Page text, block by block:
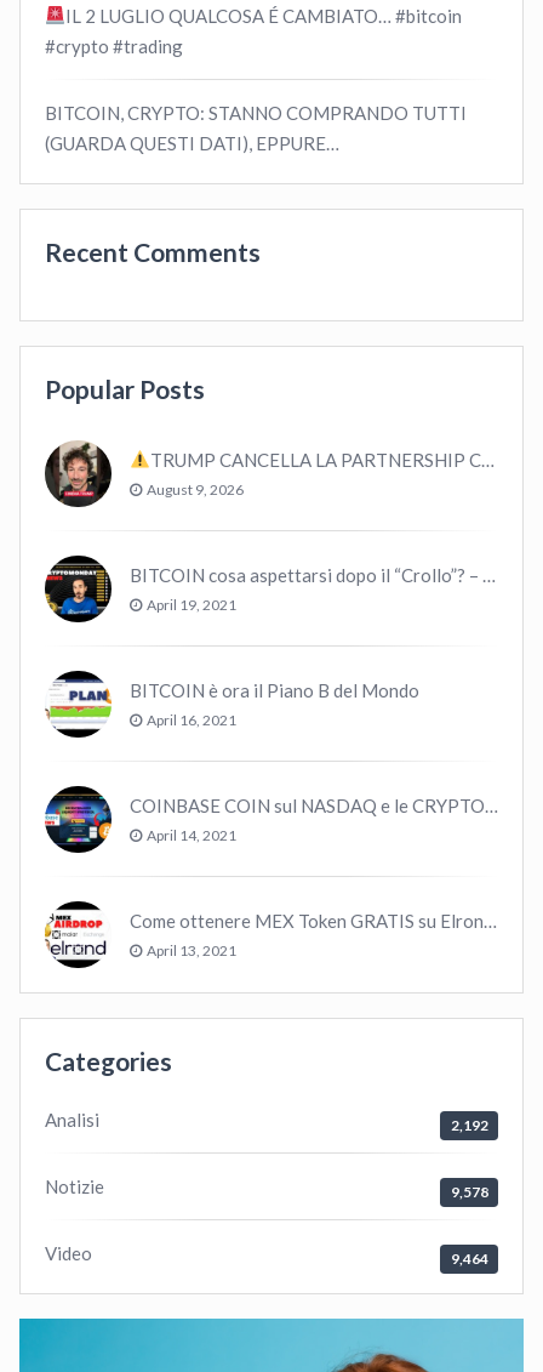
IL 2 LUGLIO QUALCOSA É CAMBIATO… #bitcoin
#crypto #trading
BITCOIN, CRYPTO: STANNO COMPRANDO TUTTI
(GUARDA QUESTI DATI), EPPURE…
Recent Comments
Popular Posts
TRUMP CANCELLA LA PARTNERSHIP CON CRYPTO.COM E CRO #bitcoin #crypto #trading
August 9, 2026
BITCOIN cosa aspettarsi dopo il “Crollo”? – CryptoMonday NEWS w16/’21
April 19, 2021
BITCOIN è ora il Piano B del Mondo
April 16, 2021
COINBASE COIN sul NASDAQ e le CRYPTO volano!
April 14, 2021
Come ottenere MEX Token GRATIS su Elrond ?
April 13, 2021
Categories
Analisi 2,192
Notizie 9,578
Video 9,464